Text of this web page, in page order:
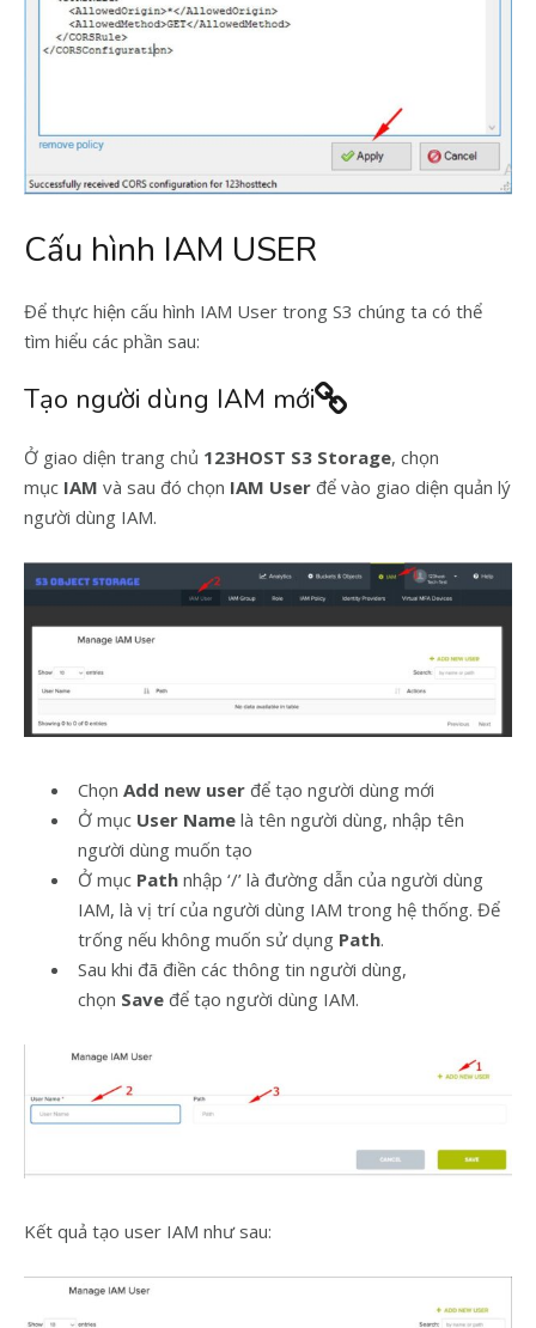
Cấu hình IAM USER
Để thực hiện cấu hình IAM User trong S3 chúng ta có thể
tìm hiểu các phần sau:
Tạo người dùng IAM mới
Ở giao diện trang chủ 123HOST S3 Storage, chọn
mục IAM và sau đó chọn IAM User để vào giao diện quản lý
người dùng IAM.
Chọn Add new user để tạo người dùng mới
Ở mục User Name là tên người dùng, nhập tên
người dùng muốn tạo
Ở mục Path nhập ‘/’ là đường dẫn của người dùng
IAM, là vị trí của người dùng IAM trong hệ thống. Để
trống nếu không muốn sử dụng Path.
Sau khi đã điền các thông tin người dùng,
chọn Save để tạo người dùng IAM.
Kết quả tạo user IAM như sau: